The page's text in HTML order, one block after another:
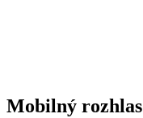
Mobilný rozhlas